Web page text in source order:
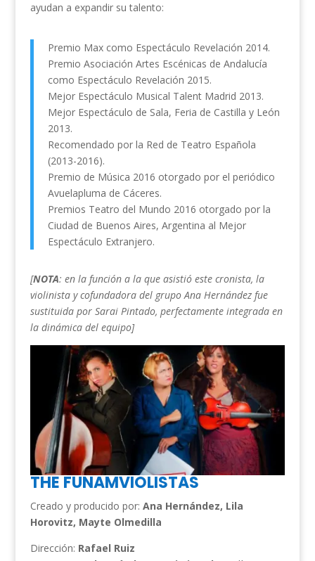
ayudan a expandir su talento:
Premio Max como Espectáculo Revelación 2014.
Premio Asociación Artes Escénicas de Andalucía
como Espectáculo Revelación 2015.
Mejor Espectáculo Musical Talent Madrid 2013.
Mejor Espectáculo de Sala, Feria de Castilla y León
2013.
Recomendado por la Red de Teatro Española
(2013-2016).
Premio de Música 2016 otorgado por el periódico
Avuelapluma de Cáceres.
Premios Teatro del Mundo 2016 otorgado por la
Ciudad de Buenos Aires, Argentina al Mejor
Espectáculo Extranjero.
[NOTA: en la función a la que asistió este cronista, la
violinista y cofundadora del grupo Ana Hernández fue
sustituida por Sarai Pintado, perfectamente integrada en
la dinámica del equipo]
THE FUNAMVIOLISTAS
Creado y producido por: Ana Hernández, Lila
Horovitz, Mayte Olmedilla
Dirección: Rafael Ruiz